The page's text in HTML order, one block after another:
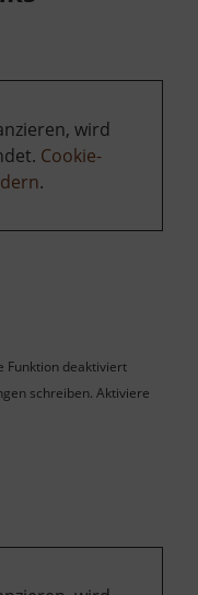
wird
Cookie-
.
Funktion deaktiviert
schreiben. Aktiviere